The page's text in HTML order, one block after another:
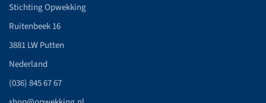
Stichting Opwekking
Ruitenbeek 16
3881 LW Putten
Nederland
(036) 845 67 67